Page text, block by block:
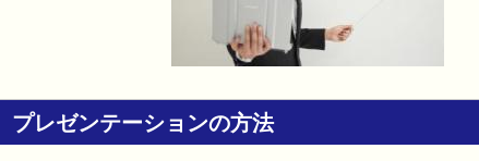
プレゼンテーションの方法